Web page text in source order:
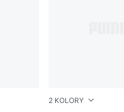
2 KOLORY